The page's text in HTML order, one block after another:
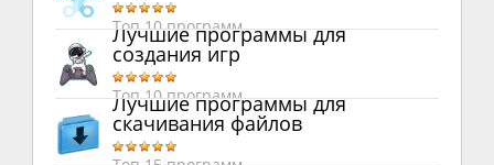
Топ 10 программ
Лучшие программы для
создания игр
Топ 10 программ
Лучшие программы для
скачивания файлов